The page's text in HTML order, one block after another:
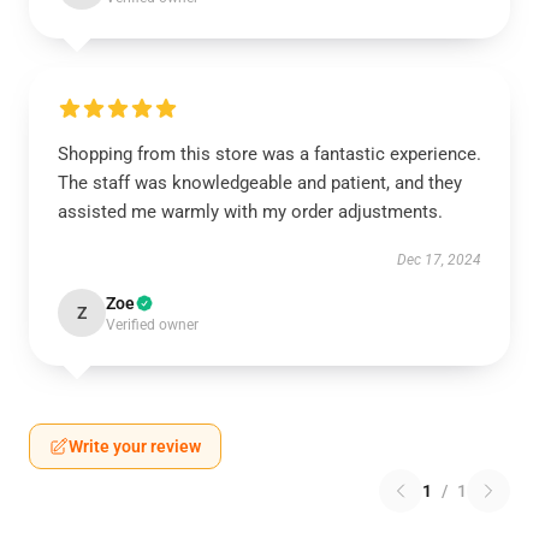
Shopping from this store was a fantastic experience.
The staff was knowledgeable and patient, and they
assisted me warmly with my order adjustments.
Dec 17, 2024
Z Zoe
Verified owner
Write your review
1 / 1